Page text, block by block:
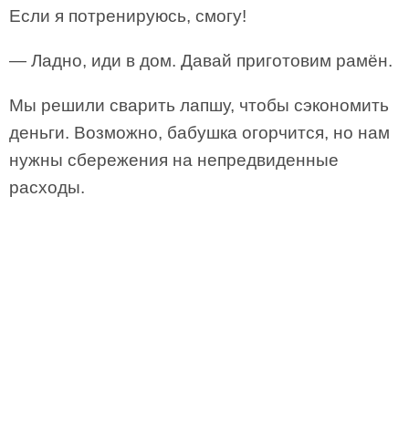
Если я потренируюсь, смогу!
— Ладно, иди в дом. Давай приготовим рамён.
Мы решили сварить лапшу, чтобы сэкономить
деньги. Возможно, бабушка огорчится, но нам
нужны сбережения на непредвиденные
расходы.